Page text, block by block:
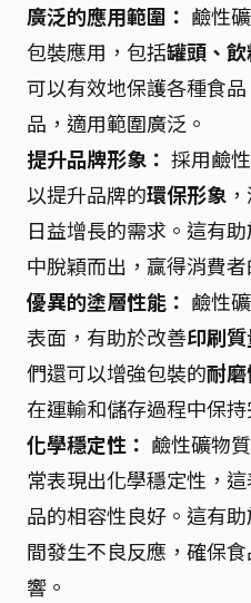
廣泛的應用範圍： 鹼性
包裝應用，包括罐頭、
可以有效地保護各種食
品，適用範圍廣泛。
提升品牌形象： 採用鹼
以提升品牌的環保形象
日益增長的需求。這有
中脫穎而出，贏得消費
優異的塗層性能： 鹼性
表面，有助於改善印刷
們還可以增強包裝的耐磨
在運輸和儲存過程中保持
化學穩定性： 鹼性礦物
常表現出化學穩定性，
品的相容性良好。這有
間發生不良反應，確保
響。